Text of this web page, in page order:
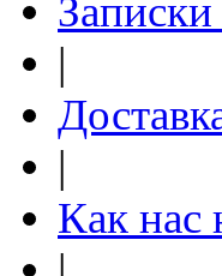
Записки
|
|
Как нас